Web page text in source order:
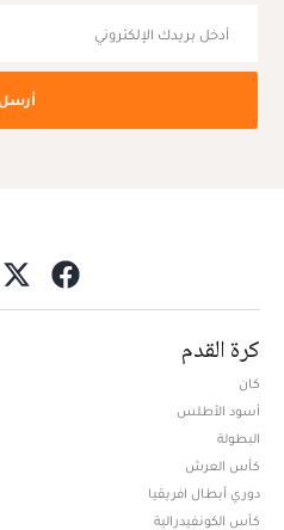
أرسل
كرة القدم
كان
أسود الأطلس
البطولة
كأس العرش
دوري أبطال افريقيا
كأس الكونفيدرالية